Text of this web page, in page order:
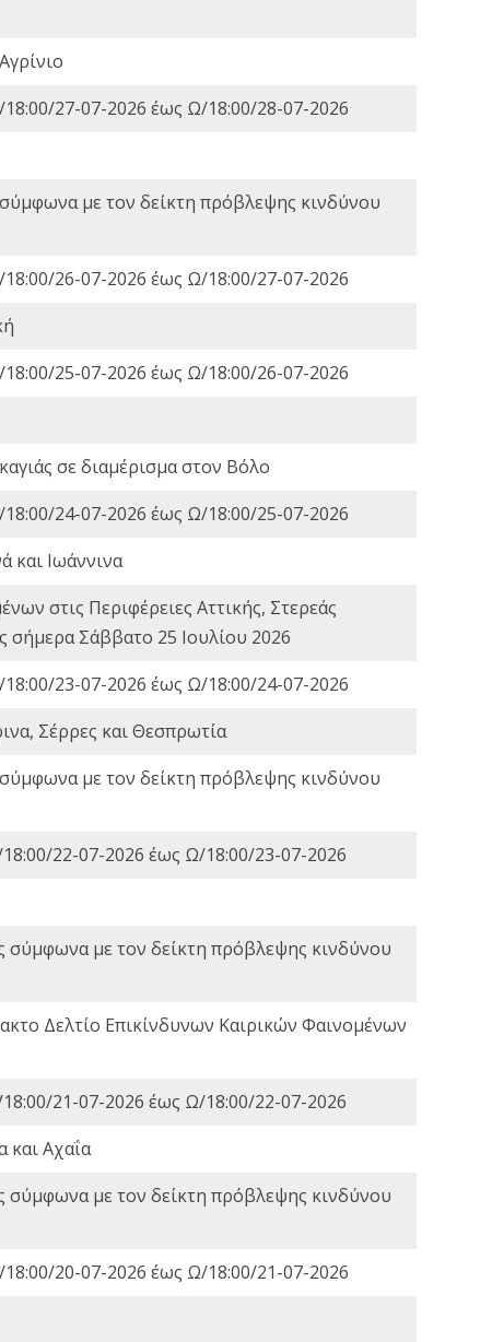
27-07-2026 έως Ω/18:00/28-07-2026
με τον δείκτη πρόβλεψης κινδύνου
26-07-2026 έως Ω/18:00/27-07-2026
25-07-2026 έως Ω/18:00/26-07-2026
σε διαμέρισμα στον Βόλο
24-07-2026 έως Ω/18:00/25-07-2026
και Ιωάννινα
στις Περιφέρειες Αττικής, Στερεάς
σήμερα Σάββατο 25 Ιουλίου 2026
23-07-2026 έως Ω/18:00/24-07-2026
Σέρρες και Θεσπρωτία
με τον δείκτη πρόβλεψης κινδύνου
22-07-2026 έως Ω/18:00/23-07-2026
σύμφωνα με τον δείκτη πρόβλεψης κινδύνου
Δελτίο Επικίνδυνων Καιρικών Φαινομένων
21-07-2026 έως Ω/18:00/22-07-2026
και Αχαΐα
σύμφωνα με τον δείκτη πρόβλεψης κινδύνου
20-07-2026 έως Ω/18:00/21-07-2026